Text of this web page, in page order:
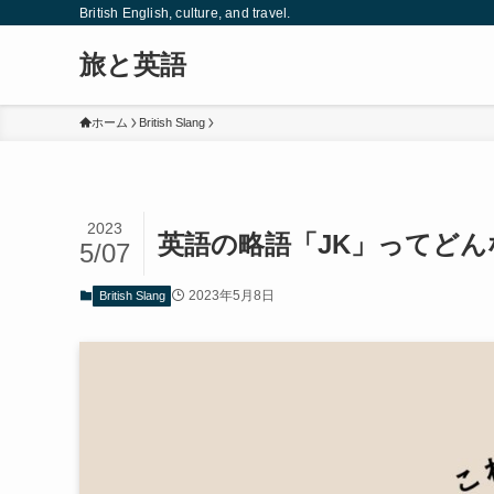
British English, culture, and travel.
旅と英語
ホーム British Slang
英語の略語「JK」ってどん
2023
5/07
British Slang 2023年5月8日